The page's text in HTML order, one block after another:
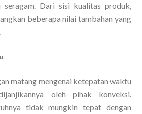
seragam. Dari sisi kualitas produk,
beberapa nilai tambahan yang
matang mengenai ketepatan waktu
oleh pihak konveksi.
tidak mungkin tepat dengan